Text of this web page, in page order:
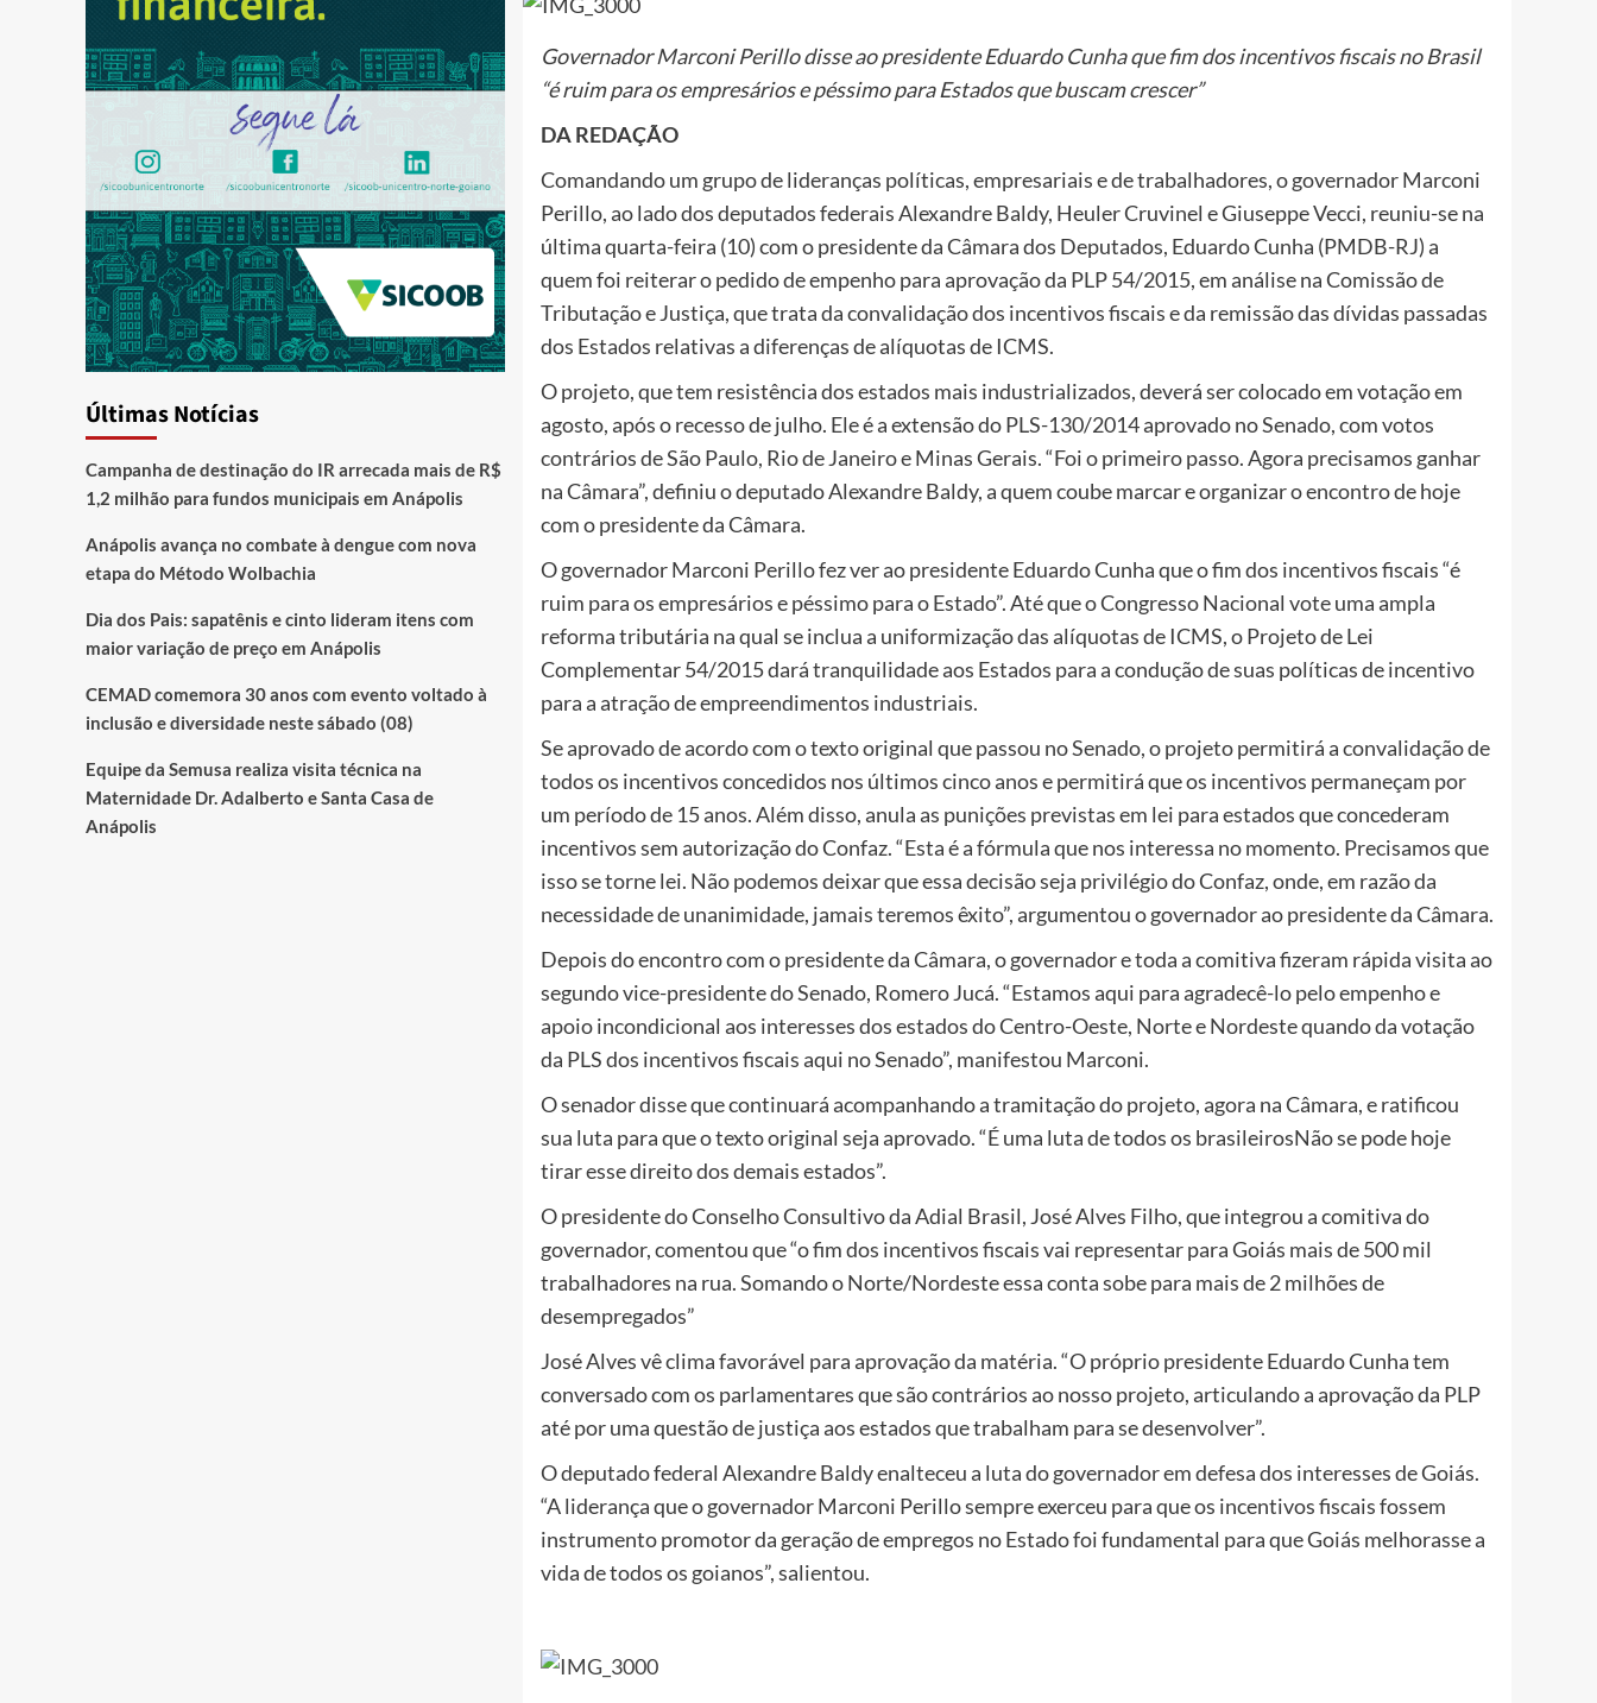
Governador Marconi Perillo disse ao presidente Eduardo Cunha que fim dos incentivos fiscais no Brasil
“é ruim para os empresários e péssimo para Estados que buscam crescer”
DA REDAÇÃO
Comandando um grupo de lideranças políticas, empresariais e de trabalhadores, o governador Marconi
Perillo, ao lado dos deputados federais Alexandre Baldy, Heuler Cruvinel e Giuseppe Vecci, reuniu-se na
última quarta-feira (10) com o presidente da Câmara dos Deputados, Eduardo Cunha (PMDB-RJ) a
quem foi reiterar o pedido de empenho para aprovação da PLP 54/2015, em análise na Comissão de
Tributação e Justiça, que trata da convalidação dos incentivos fiscais e da remissão das dívidas passadas
dos Estados relativas a diferenças de alíquotas de ICMS.
O projeto, que tem resistência dos estados mais industrializados, deverá ser colocado em votação em
agosto, após o recesso de julho. Ele é a extensão do PLS-130/2014 aprovado no Senado, com votos
contrários de São Paulo, Rio de Janeiro e Minas Gerais. “Foi o primeiro passo. Agora precisamos ganhar
na Câmara”, definiu o deputado Alexandre Baldy, a quem coube marcar e organizar o encontro de hoje
com o presidente da Câmara.
O governador Marconi Perillo fez ver ao presidente Eduardo Cunha que o fim dos incentivos fiscais “é
ruim para os empresários e péssimo para o Estado”. Até que o Congresso Nacional vote uma ampla
reforma tributária na qual se inclua a uniformização das alíquotas de ICMS, o Projeto de Lei
Complementar 54/2015 dará tranquilidade aos Estados para a condução de suas políticas de incentivo
para a atração de empreendimentos industriais.
Se aprovado de acordo com o texto original que passou no Senado, o projeto permitirá a convalidação de
todos os incentivos concedidos nos últimos cinco anos e permitirá que os incentivos permaneçam por
um período de 15 anos. Além disso, anula as punições previstas em lei para estados que concederam
incentivos sem autorização do Confaz. “Esta é a fórmula que nos interessa no momento. Precisamos que
isso se torne lei. Não podemos deixar que essa decisão seja privilégio do Confaz, onde, em razão da
necessidade de unanimidade, jamais teremos êxito”, argumentou o governador ao presidente da Câmara.
Depois do encontro com o presidente da Câmara, o governador e toda a comitiva fizeram rápida visita ao
segundo vice-presidente do Senado, Romero Jucá. “Estamos aqui para agradecê-lo pelo empenho e
apoio incondicional aos interesses dos estados do Centro-Oeste, Norte e Nordeste quando da votação
da PLS dos incentivos fiscais aqui no Senado”, manifestou Marconi.
O senador disse que continuará acompanhando a tramitação do projeto, agora na Câmara, e ratificou
sua luta para que o texto original seja aprovado. “É uma luta de todos os brasileirosNão se pode hoje
tirar esse direito dos demais estados”.
O presidente do Conselho Consultivo da Adial Brasil, José Alves Filho, que integrou a comitiva do
governador, comentou que “o fim dos incentivos fiscais vai representar para Goiás mais de 500 mil
trabalhadores na rua. Somando o Norte/Nordeste essa conta sobe para mais de 2 milhões de
desempregados”
José Alves vê clima favorável para aprovação da matéria. “O próprio presidente Eduardo Cunha tem
conversado com os parlamentares que são contrários ao nosso projeto, articulando a aprovação da PLP
até por uma questão de justiça aos estados que trabalham para se desenvolver”.
O deputado federal Alexandre Baldy enalteceu a luta do governador em defesa dos interesses de Goiás.
“A liderança que o governador Marconi Perillo sempre exerceu para que os incentivos fiscais fossem
instrumento promotor da geração de empregos no Estado foi fundamental para que Goiás melhorasse a
vida de todos os goianos”, salientou.
Últimas Notícias
Campanha de destinação do IR arrecada mais de R$
1,2 milhão para fundos municipais em Anápolis
Anápolis avança no combate à dengue com nova
etapa do Método Wolbachia
Dia dos Pais: sapatênis e cinto lideram itens com
maior variação de preço em Anápolis
CEMAD comemora 30 anos com evento voltado à
inclusão e diversidade neste sábado (08)
Equipe da Semusa realiza visita técnica na
Maternidade Dr. Adalberto e Santa Casa de
Anápolis